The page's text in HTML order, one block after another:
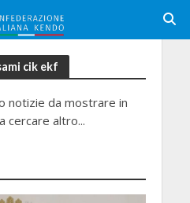
cik ekf
notizie da mostrare in
cercare altro...